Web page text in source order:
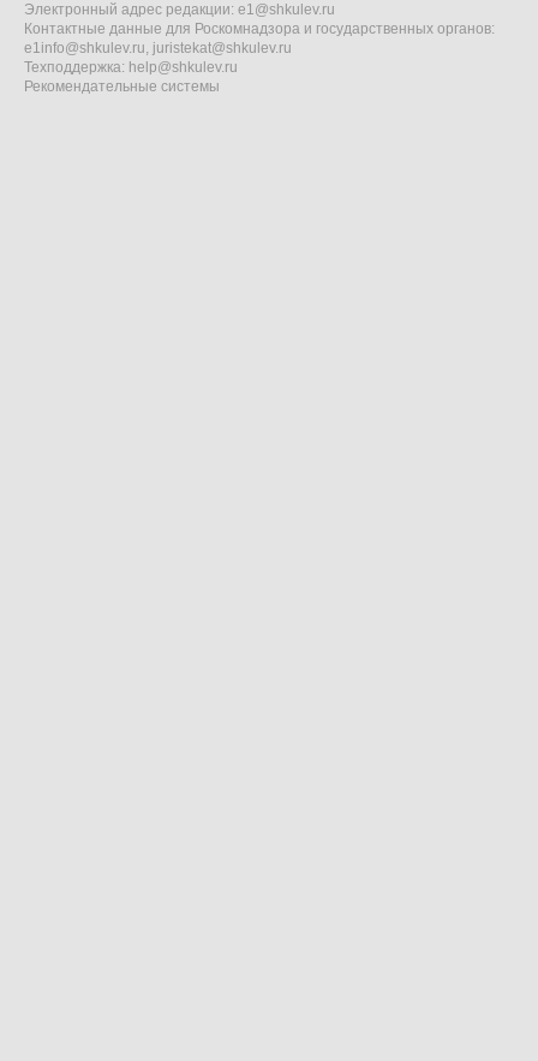
Электронный адрес редакции: e1@shkulev.ru
Контактные данные для Роскомнадзора и государственных органов:
e1info@shkulev.ru, juristekat@shkulev.ru
Техподдержка: help@shkulev.ru
Рекомендательные системы